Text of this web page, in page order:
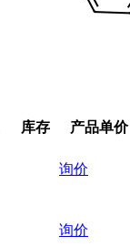
库存 产品单价
询价
询价